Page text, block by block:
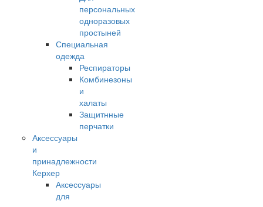
персональных
одноразовых
простыней
Специальная
одежда
Респираторы
Комбинезоны
и
халаты
Защитнные
перчатки
Аксессуары
и
принадлежности
Керхер
Аксессуары
для